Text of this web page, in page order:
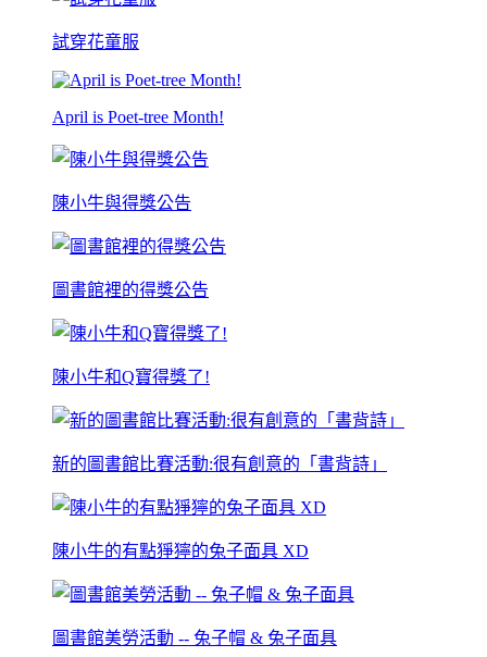
試穿花童服
April is Poet-tree Month!
陳小牛與得獎公告
圖書館裡的得獎公告
陳小牛和Q寶得獎了!
新的圖書館比賽活動:很有創意的「書背詩」
陳小牛的有點猙獰的兔子面具 XD
圖書館美勞活動 -- 兔子帽 & 兔子面具